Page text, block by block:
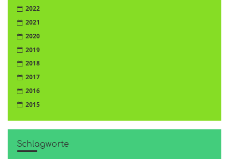
2022
2021
2020
2019
2018
2017
2016
2015
Schlagworte